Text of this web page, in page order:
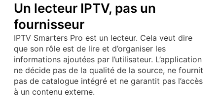
Un lecteur IPTV, pas un
fournisseur
IPTV Smarters Pro est un lecteur. Cela veut dire
que son rôle est de lire et d’organiser les
informations ajoutées par l’utilisateur. L’application
ne décide pas de la qualité de la source, ne fournit
pas de catalogue intégré et ne garantit pas l’accès
à un contenu externe.